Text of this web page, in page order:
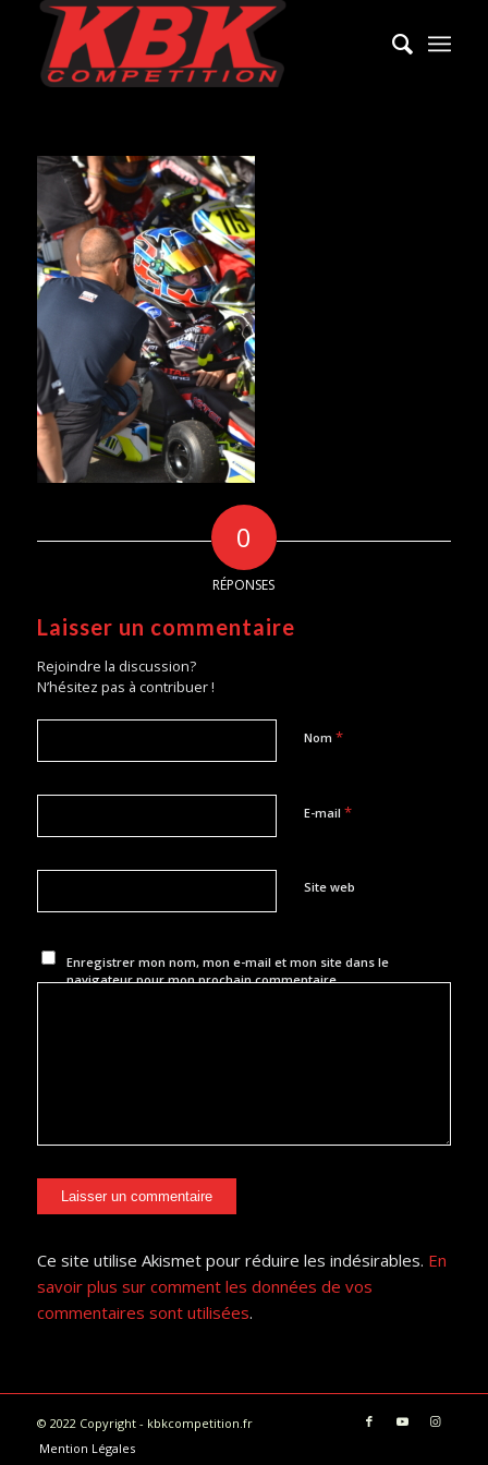
0
RÉPONSES
Laisser un commentaire
Rejoindre la discussion?
N’hésitez pas à contribuer !
Nom *
E-mail *
Site web
Enregistrer mon nom, mon e-mail et mon site dans le
navigateur pour mon prochain commentaire.
Ce site utilise Akismet pour réduire les indésirables. En
savoir plus sur comment les données de vos
commentaires sont utilisées.
© 2022 Copyright - kbkcompetition.fr
Mention Légales